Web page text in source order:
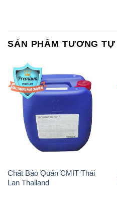
SẢN PHẨM TƯƠNG TỰ
Chất Bảo Quản CMIT Thái
Lan Thailand